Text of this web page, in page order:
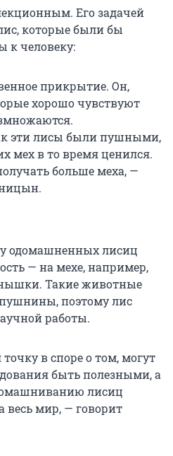
Его задачей
которые были бы
к человеку:
прикрытие. Он,
хорошо чувствуют
эти лисы были пушными,
мех в то время ценился.
больше меха, —
одомашненных лисиц
— на мехе, например,
Такие животные
поэтому лис
работы.
в споре о том, могут
быть полезными, а
лисиц
весь мир, — говорит